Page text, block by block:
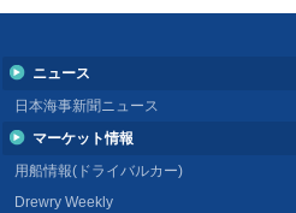
ニュース
日本海事新聞ニュース
マーケット情報
用船情報(ドライバルカー)
Drewry Weekly